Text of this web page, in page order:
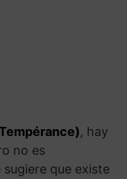
, hay
no es
que existe